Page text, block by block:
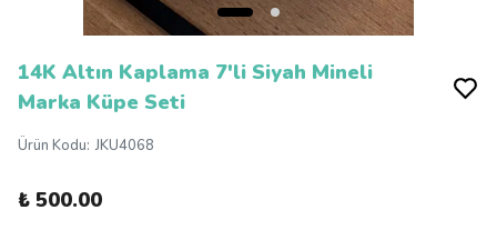
14K Altın Kaplama 7'li Siyah Mineli
Marka Küpe Seti
Ürün Kodu: JKU4068
₺ 500.00